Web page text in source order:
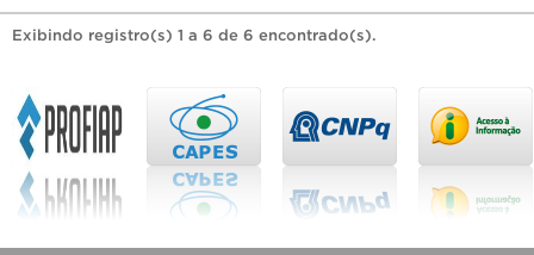
Exibindo registro(s) 1 a 6 de 6 encontrado(s).